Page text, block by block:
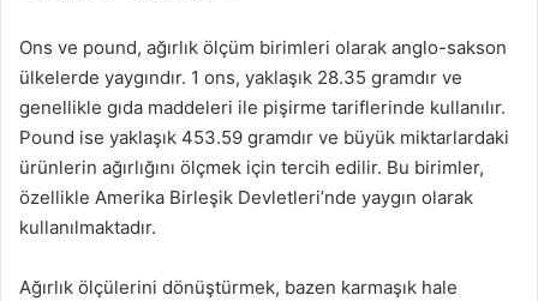
Ons ve pound, ağırlık ölçüm birimleri olarak anglo-sakson
ülkelerde yaygındır. 1 ons, yaklaşık 28.35 gramdır ve
genellikle gıda maddeleri ile pişirme tariflerinde kullanılır.
Pound ise yaklaşık 453.59 gramdır ve büyük miktarlardaki
ürünlerin ağırlığını ölçmek için tercih edilir. Bu birimler,
özellikle Amerika Birleşik Devletleri’nde yaygın olarak
kullanılmaktadır.
Ağırlık ölçülerini dönüştürmek, bazen karmaşık hale